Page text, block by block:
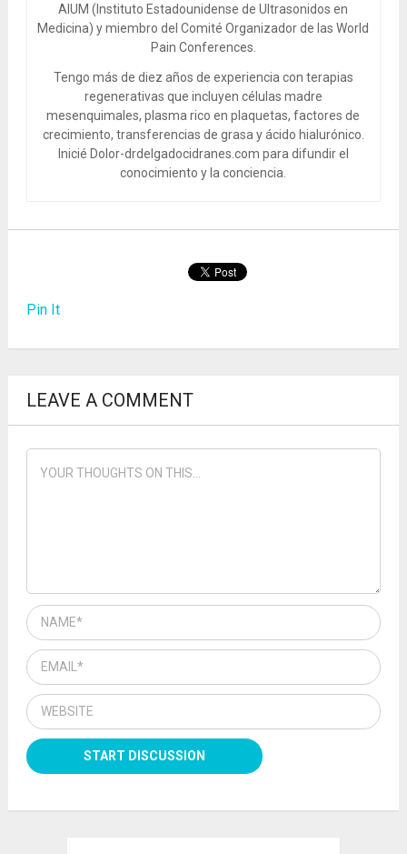
AIUM (Instituto Estadounidense de Ultrasonidos en
Medicina) y miembro del Comité Organizador de las World
Pain Conferences.
Tengo más de diez años de experiencia con terapias
regenerativas que incluyen células madre
mesenquimales, plasma rico en plaquetas, factores de
crecimiento, transferencias de grasa y ácido hialurónico.
Inicié Dolor-drdelgadocidranes.com para difundir el
conocimiento y la conciencia.
Pin It
LEAVE A COMMENT